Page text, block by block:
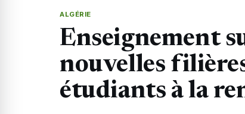
ALGÉRIE
Enseignement
nouvelles
étudiants à la